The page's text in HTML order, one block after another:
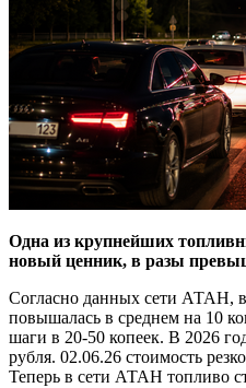
Одна из крупнейших
новый ценник, в разы
Согласно данных сети АТАН,
повышалась в среднем на 10
шаги в 20-50 копеек. В 2026
рубля. 02.06.26 стоимость
Теперь в сети АТАН топливо